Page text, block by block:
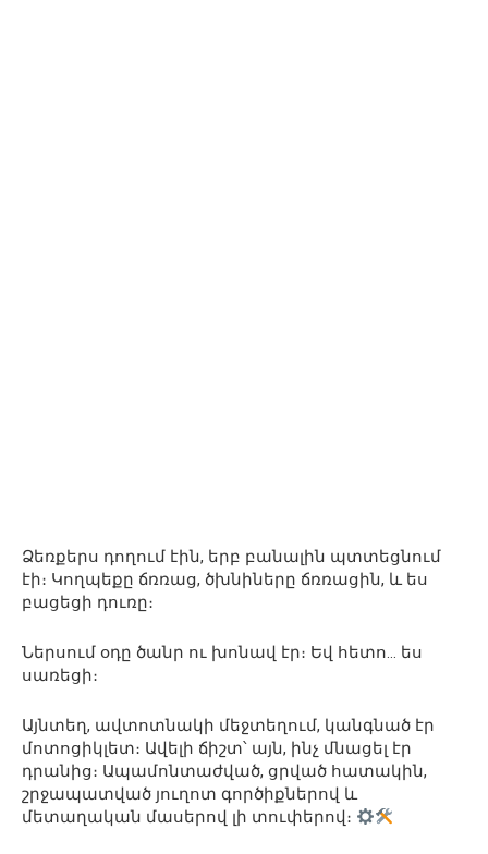
Ձեռքերս դողում էին, երբ բանալին պտտեցնում
էի։ Կողպեքը ճռռաց, ծխնիները ճռռացին, և ես
բացեցի դուռը։
Ներսում օդը ծանր ու խոնավ էր։ Եվ հետո… ես
սառեցի։
Այնտեղ, ավտոտնակի մեջտեղում, կանգնած էր
մոտոցիկլետ։ Ավելի ճիշտ՝ այն, ինչ մնացել էր
դրանից։ Ապամոնտաժված, ցրված հատակին,
շրջապատված յուղոտ գործիքներով և
մետաղական մասերով լի տուփերով։